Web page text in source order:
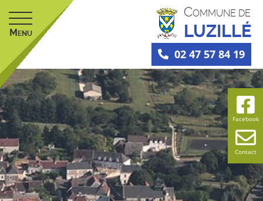
Facebook
Contact
M ENU
COMMUNE DE
LUZILLÉ
02 47 57 84 19